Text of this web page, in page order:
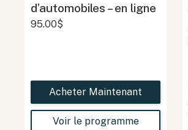
d’automobiles – en ligne
95.00$
Acheter Maintenant
Voir le programme